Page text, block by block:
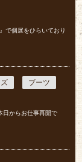
で個展をひらいており
ブーツ
日からお仕事再開で